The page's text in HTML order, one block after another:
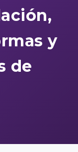
y
de